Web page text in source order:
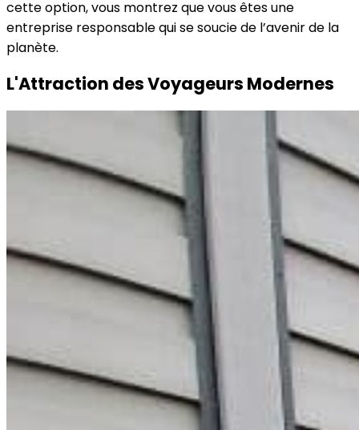
cette option, vous montrez que vous êtes une
entreprise responsable qui se soucie de l’avenir de la
planète.
L'Attraction des Voyageurs Modernes